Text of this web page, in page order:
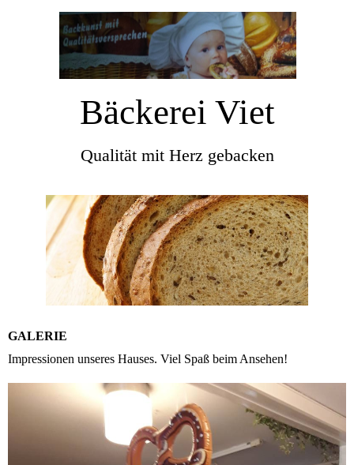
Bäckerei Viet
Qualität mit Herz gebacken
GALERIE
Impressionen unseres Hauses. Viel Spaß beim Ansehen!